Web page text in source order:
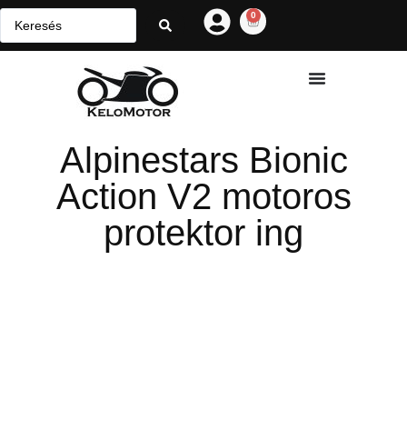
0
Alpinestars Bionic
Action V2 motoros
protektor ing